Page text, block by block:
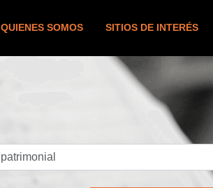
QUIENES SOMOS SITIOS DE INTERÉS